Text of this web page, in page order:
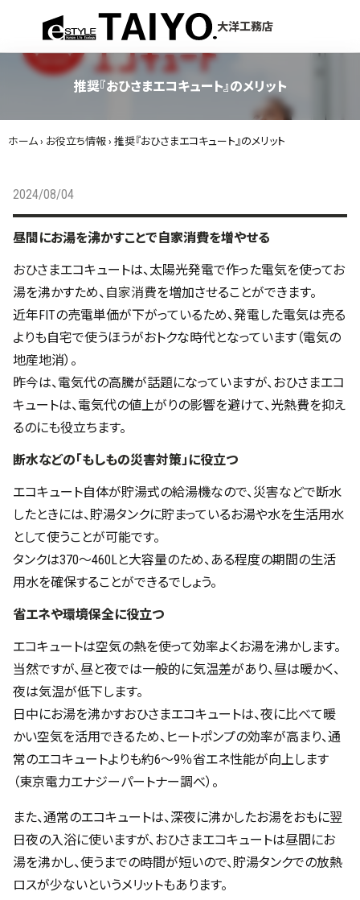
大洋工務店
推奨『おひさまエコキュート』のメリット
ホーム › お役立ち情報 › 推奨『おひさまエコキュート』のメリット
2024/08/04
昼間にお湯を沸かすことで自家消費を増やせる
おひさまエコキュートは、太陽光発電で作った電気を使ってお
湯を沸かすため、 自家消費を増加させることができます。
近年FITの売電単価が下がっているため、発電した電気は売る
よりも自宅で使うほうがおトクな時代となっています（電気の
地産地消）。
昨今は、電気代の高騰が話題になっていますが、おひさまエコ
キュートは、電気代の値上がりの影響を避けて、光熱費を抑え
るのにも役立ちます。
断水などの「もしもの災害対策」に役立つ
エコキュート自体が貯湯式の給湯機なので、災害などで断水
したときには、貯湯タンクに貯まっているお湯や水を生活用水
として使うことが可能です。
タンクは370〜460Lと大容量のため、ある程度の期間の生活
用水を確保することができるでしょう。
省エネや環境保全に役立つ
エコキュートは空気の熱を使って効率よくお湯を沸かします。
当然ですが、昼と夜では一般的に気温差があり、昼は暖かく、
夜は気温が低下します。
日中にお湯を沸かすおひさまエコキュートは、夜に比べて暖
かい空気を活用できるため、ヒートポンプの効率が高まり、通
常のエコキュートよりも約6～9％省エネ性能が向上します
（東京電力エナジーパートナー調べ）。
また、通常のエコキュートは、深夜に沸かしたお湯をおもに翌
日夜の入浴に使いますが、おひさまエコキュートは昼間にお
湯を沸かし、使うまでの時間が短いので、貯湯タンクでの放熱
ロスが少ないというメリットもあります。